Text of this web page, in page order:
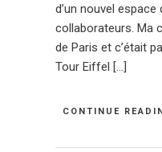
d’un nouvel
collaborateurs. Ma
de Paris et c’était
Tour Eiffel […]
CONTINUE